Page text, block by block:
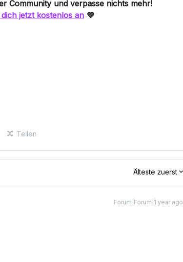
Communityund verpasse nichts mehr!
jetzt kostenlos an 💜
Teilen
Älteste zuerst
Forum|Forum|1 year ago